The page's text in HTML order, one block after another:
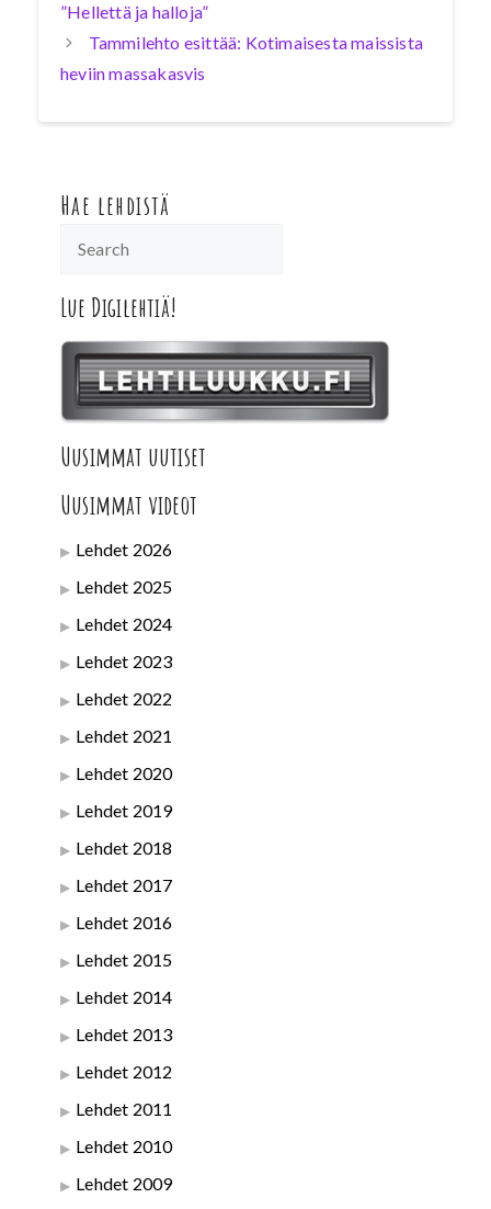
”Hellettä ja halloja”
Tammilehto esittää: Kotimaisesta maissista
heviin massakasvis
Hae lehdistä
Lue Digilehtiä!
Uusimmat uutiset
Uusimmat videot
Lehdet 2026
Lehdet 2025
Lehdet 2024
Lehdet 2023
Lehdet 2022
Lehdet 2021
Lehdet 2020
Lehdet 2019
Lehdet 2018
Lehdet 2017
Lehdet 2016
Lehdet 2015
Lehdet 2014
Lehdet 2013
Lehdet 2012
Lehdet 2011
Lehdet 2010
Lehdet 2009